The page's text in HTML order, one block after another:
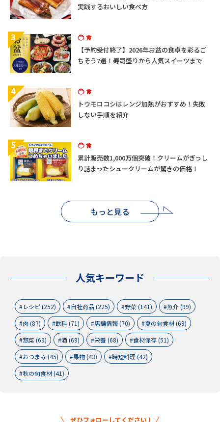
実践するおいしい食べ方
3 食
【予約受付終了】2026年お盆の食卓を彩るご
ちそう7選！寿司盛りから人気スイーツまで
4 食
トウモロコシはレンジ加熱がおすすめ！失敗
しない手順を紹介
5 食
累計販売数1,000万個突破！クリームがぎっし
り詰まったシュークリームが驚きの価格！
もっと見る
人気キーワード
レシピ (252) 自社商品 (225) 野菜 (141)
魚介 (99)
肉 (87)
飲料 (71) 店舗情報 (70)
夏の旬食材 (69)
惣菜 (69)
酒 (69) 栄養 (68)
食材保存 (51)
おつまみ (45)
果物 (43)
時短料理 (42)
秋の旬食材 (41)
ぜひフォローしてください !